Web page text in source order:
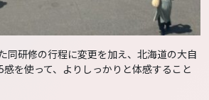
同研修の行程に変更を加え、北海道の大自
を使って、よりしっかりと体感すること